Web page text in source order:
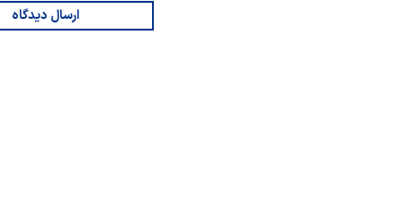
ارسال دیدگاه